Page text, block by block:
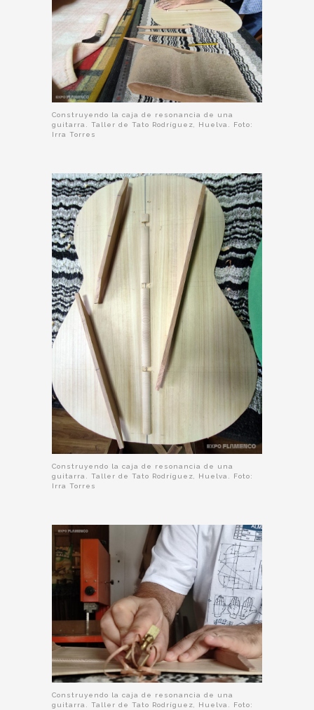
Construyendo la caja de resonancia de una
guitarra. Taller de Tato Rodríguez, Huelva. Foto:
Irra Torres
Construyendo la caja de resonancia de una
guitarra. Taller de Tato Rodríguez, Huelva. Foto:
Irra Torres
Construyendo la caja de resonancia de una
guitarra. Taller de Tato Rodríguez, Huelva. Foto: